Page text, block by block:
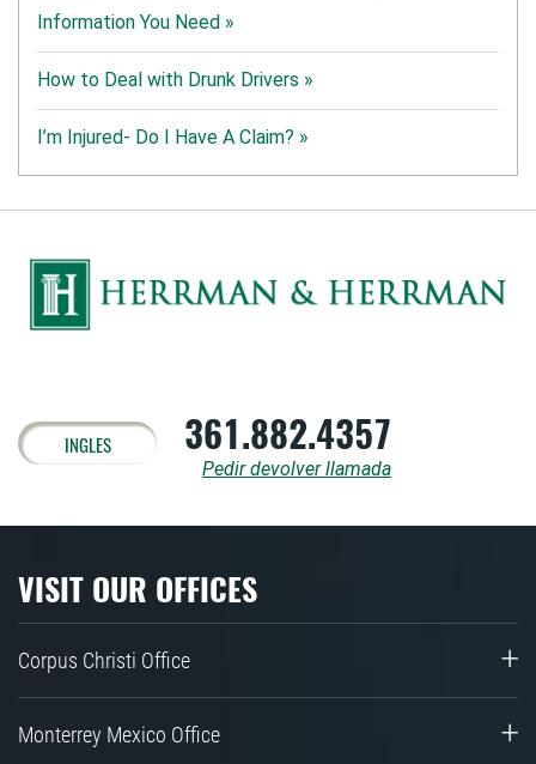
Information You Need »
How to Deal with Drunk Drivers »
I’m Injured- Do I Have A Claim? »
INGLES 361.882.4357
Pedir devolver llamada
VISIT OUR OFFICES
Corpus Christi Office
Monterrey Mexico Office